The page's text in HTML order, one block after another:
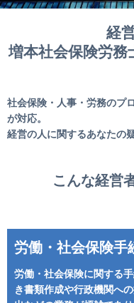
経
増本社会保険労務
社会保険・人事・労務のプ
が対応。
経営の人に関するあなたの
こんな経営
労働・社会保険手
労働・社会保険に関する
き書類作成や行政機関へ